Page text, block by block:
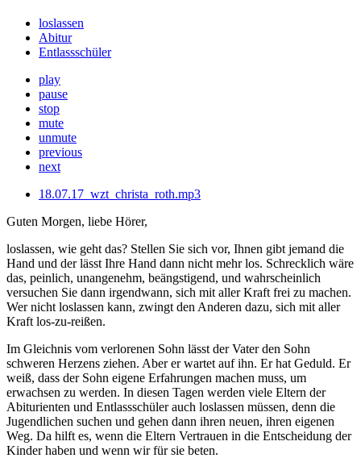
loslassen
Abitur
Entlassschüler
play
pause
stop
mute
unmute
previous
next
18.07.17_wzt_christa_roth.mp3
Guten Morgen, liebe Hörer,
loslassen, wie geht das? Stellen Sie sich vor, Ihnen gibt jemand die
Hand und der lässt Ihre Hand dann nicht mehr los. Schrecklich wäre
das, peinlich, unangenehm, beängstigend, und wahrscheinlich
versuchen Sie dann irgendwann, sich mit aller Kraft frei zu machen.
Wer nicht loslassen kann, zwingt den Anderen dazu, sich mit aller
Kraft los-zu-reißen.
Im Gleichnis vom verlorenen Sohn lässt der Vater den Sohn
schweren Herzens ziehen. Aber er wartet auf ihn. Er hat Geduld. Er
weiß, dass der Sohn eigene Erfahrungen machen muss, um
erwachsen zu werden. In diesen Tagen werden viele Eltern der
Abiturienten und Entlassschüler auch loslassen müssen, denn die
Jugendlichen suchen und gehen dann ihren neuen, ihren eigenen
Weg. Da hilft es, wenn die Eltern Vertrauen in die Entscheidung der
Kinder haben und wenn wir für sie beten.